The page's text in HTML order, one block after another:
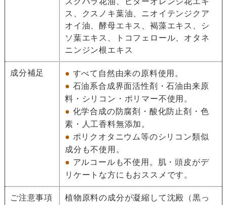
ス、クスノキ葉油、ニオイテンジクア
オイ油、酵母エキス、褐藻エキス、シ
ソ葉エキス、トコフェロール、オタネ
ニンジン根エキス
成分補足 ● すべて自然由来の原料使用。
● 石油系合成界面活性剤・石油由来原
料・シリコン・ポリマー不使用。
● 化学合成の防腐剤・酸化防止剤・色
素・人工香料無添加。
● ポリクオタニウム等のシリコン類似
成分も不使用。
● アルコールも不使用。肌・頭皮がデ
リケートな方にもおススメです。
ご注意事項
植物原料の成分が凝縮して沈殿（黒っ